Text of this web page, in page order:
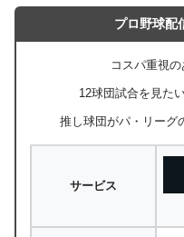
プロ野球配
コスパ重視
12球団試合を見た
推し球団がパ・リーグ
サービス